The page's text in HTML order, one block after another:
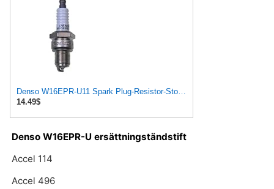
Denso W16EPR-U11 Spark Plug-Resistor-Stock #3201
14.49$
Denso W16EPR-U ersättningständstift
Accel 114
Accel 496